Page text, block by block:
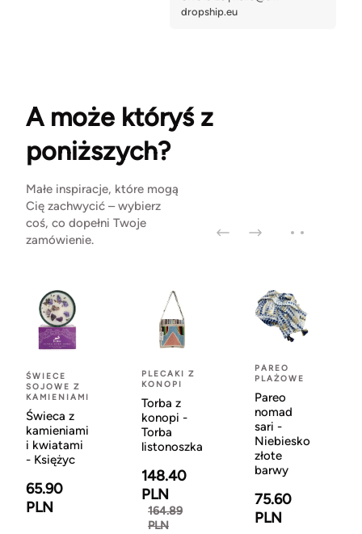
A może któryś z
poniższych?
Małe inspiracje, które mogą
Cię zachwycić – wybierz
coś, co dopełni Twoje
zamówienie.
ŚWIECE
SOJOWE Z
KAMIENIAMI
Świeca z
kamieniami
i kwiatami
- Księżyc
65.90
PLN
PLECAKI Z
KONOPI
Torba z
konopi -
Torba
listonoszka
148.40
PLN
164.89
PLN
PAREO
PLAŻOWE
Pareo
nomad
sari -
Niebiesko
złote
barwy
75.60
PLN